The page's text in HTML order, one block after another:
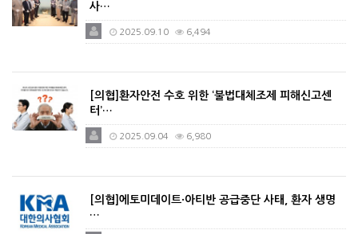
사…
2025.09.10 6,494
[의협]환자안전 수호 위한 ‘불법대체조제 피해신고센
터’…
2025.09.04 6,980
[의협]에토미데이트·아티반 공급중단 사태, 환자 생명
…